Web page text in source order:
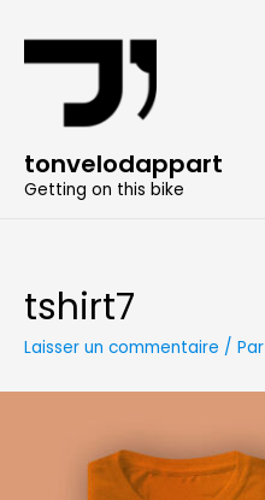
tonvelodappart
Getting on this bike
tshirt7
Laisser un commentaire / Par